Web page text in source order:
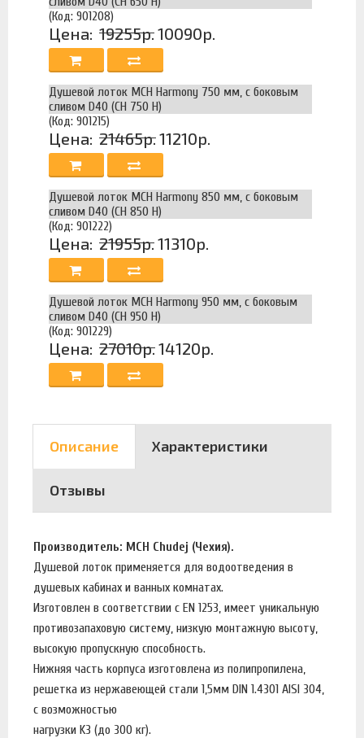
(Код: 901208)
Цена: 19255р.10090р.
Душевой лоток MCH Harmony 750 мм, с боковым
сливом D40 (CH 750 H)
(Код: 901215)
Цена: 21465р.11210р.
Душевой лоток MCH Harmony 850 мм, с боковым
сливом D40 (CH 850 H)
(Код: 901222)
Цена: 21955р.11310р.
Душевой лоток MCH Harmony 950 мм, с боковым
сливом D40 (CH 950 H)
(Код: 901229)
Цена: 27010р.14120р.
Описание Характеристики
Отзывы
Производитель: MCH Chudej (Чехия).
Душевой лоток применяется для водоотведения в
душевых кабинах и ванных комнатах.
Изготовлен в соответствии с EN 1253, имеет уникальную
противозапаховую систему, низкую монтажную высоту,
высокую пропускную способность.
Нижняя часть корпуса изготовлена из полипропилена,
решетка из нержавеющей стали 1,5мм DIN 1.4301 AISI 304,
с возможностью
нагрузки K3 (до 300 кг).